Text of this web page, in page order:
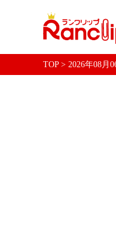
TOP> 2026年08月